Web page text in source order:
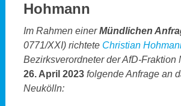
Hohmann
Im Rahmen einerMündlichen
0771/XXI) richtete Christian
Bezirksverordneter der AfD-Fraktion
26. April 2023folgende Anfrage an
Neukölln: